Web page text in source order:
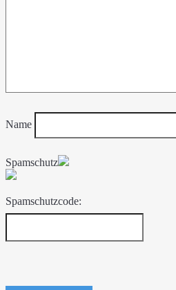
Name
Spamschutz
Spamschutzcode: